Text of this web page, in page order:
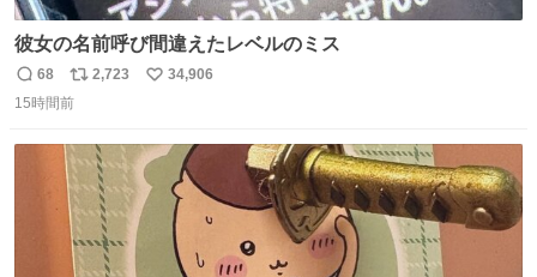
彼女の名前呼び間違えたレベルのミス
返
信
68
リ
ポ
ト
数
2,723
い
数
34,906
15時間前